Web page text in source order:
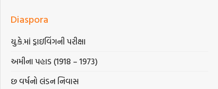
Diaspora
યુ.કે.માં ડ્રાઇવિંગની પરીક્ષા
અમીના પહાડ (1918 – 1973)
છ વર્ષનો લંડન નિવાસ